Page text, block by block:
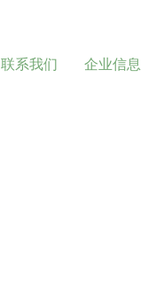
联系我们 企业信息